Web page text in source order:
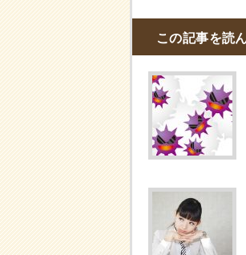
この記事を読